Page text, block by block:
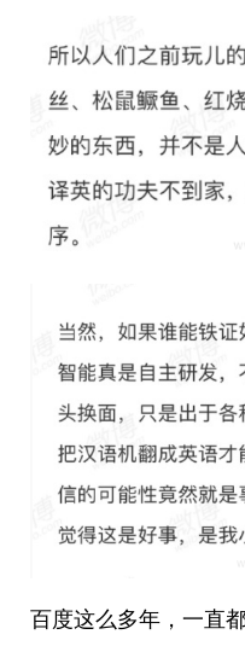
百度这么多年，一直